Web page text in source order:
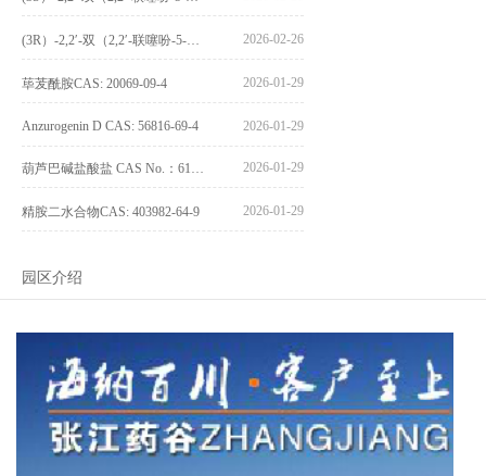
2026-02-26
荜茇酰胺CAS: 20069-09-4 2026-01-29
Anzurogenin D CAS: 56816-69-4 2026-01-29
2026-01-29
精胺二水合物CAS: 403982-64-9 2026-01-29
园区介绍